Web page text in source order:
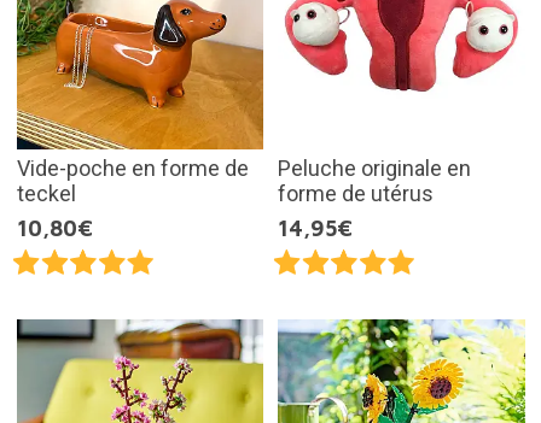
Vide-poche en forme de
teckel
10,80€
Peluche originale en
forme de utérus
14,95€